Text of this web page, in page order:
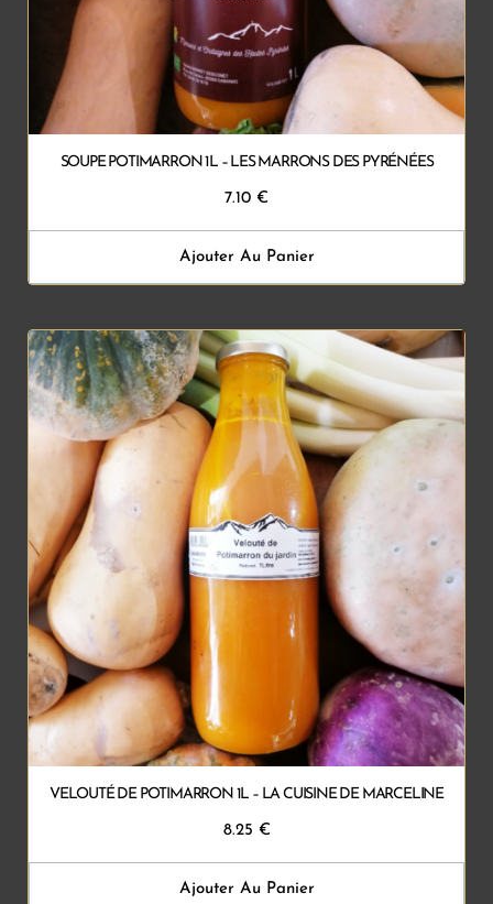
SOUPE POTIMARRON 1L – LES MARRONS DES PYRÉNÉES
7.10 €
Ajouter Au Panier
VELOUTÉ DE POTIMARRON 1L – LA CUISINE DE MARCELINE
8.25 €
Ajouter Au Panier